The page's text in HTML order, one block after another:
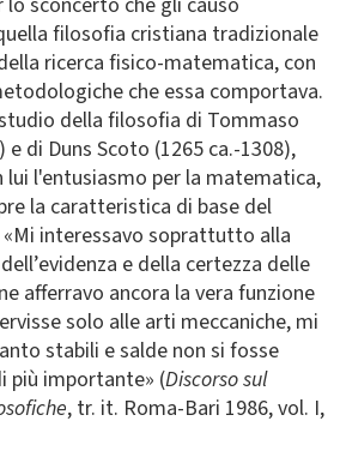
filosofia cristiana tradizionale
ricerca fisico-matematica, con
che essa comportava.
della filosofia di Tommaso
e di Duns Scoto (1265 ca.-1308),
lui l'entusiasmo per la matematica,
la caratteristica di base del
interessavo soprattutto alla
e della certezza delle
afferravo ancora la vera funzione
solo alle arti meccaniche, mi
stabili e salde non si fosse
più importante» (Discorso sul
, tr. it. Roma-Bari 1986, vol. I,